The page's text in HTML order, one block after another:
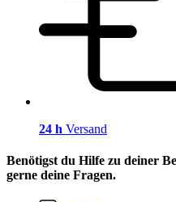
24 h Versand
Benötigst du Hilfe zu deiner
gerne deine Fragen.